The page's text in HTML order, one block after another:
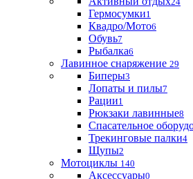
Гермосумки1
Квадро/Мото6
Обувь7
Рыбалка6
Лавинное снаряжение 29
Биперы3
Лопаты и пилы7
Рации1
Рюкзаки лавинные8
Спасательное
Трекинговые палки4
Щупы2
Мотоциклы 140
Аксессуары0